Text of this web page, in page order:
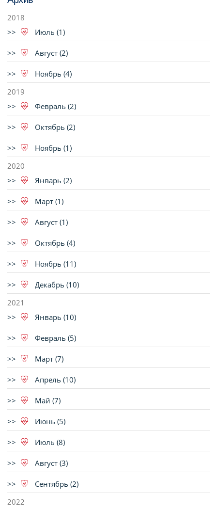
2018
Июль (1)
Август (2)
Ноябрь (4)
2019
Февраль (2)
Октябрь (2)
Ноябрь (1)
2020
Январь (2)
Март (1)
Август (1)
Октябрь (4)
Ноябрь (11)
Декабрь (10)
2021
Январь (10)
Февраль (5)
Март (7)
Апрель (10)
Май (7)
Июнь (5)
Июль (8)
Август (3)
Сентябрь (2)
2022